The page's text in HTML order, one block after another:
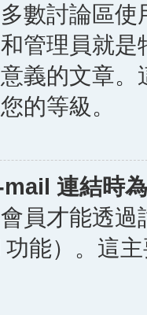
數討論區
管理員就
義的文章
的等級。
連結時
員才能透
能）。這